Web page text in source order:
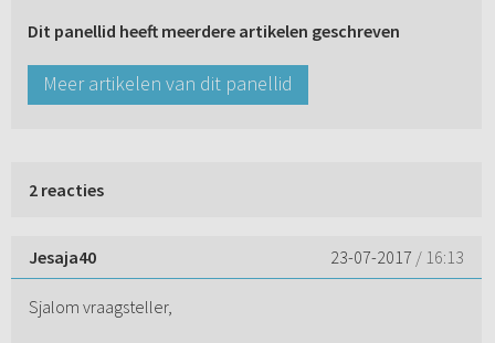
Dit panellid heeft meerdere artikelen geschreven
Meer artikelen van dit panellid
2 reacties
Jesaja40 23-07-2017 / 16:13
Sjalom vraagsteller,